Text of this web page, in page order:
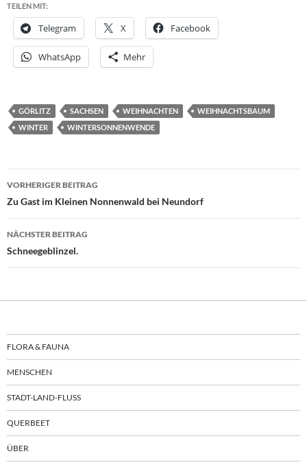
TEILEN MIT:
Telegram X Facebook
WhatsApp Mehr
GÖRLITZ SACHSEN WEIHNACHTEN
WEIHNACHTSBAUM
WINTER
WINTERSONNENWENDE
Beitragsnavigation
VORHERIGER BEITRAG
Zu Gast im Kleinen Nonnenwald bei Neundorf
NÄCHSTER BEITRAG
Schneegeblinzel.
FLORA & FAUNA
MENSCHEN
STADT-LAND-FLUSS
QUERBEET
ÜBER